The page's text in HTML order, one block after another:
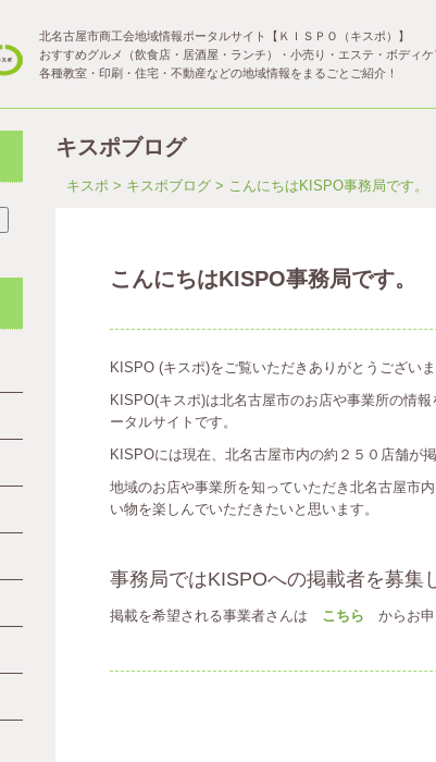
北名古屋市商工会地域情報ポータルサイト【ＫＩＳＰＯ（キスポ）】
おすすめグルメ（飲食店・居酒屋・ランチ）・小売り・エステ・ボディケ
各種教室・印刷・住宅・不動産などの地域情報をまるごとご紹介！
キスポブログ
キスポ > キスポブログ > こんにちはKISPO事務局です。
こんにちはKISPO事務局です。
KISPO (キスポ)をご覧いただきありがとうございま
KISPO(キスポ)は北名古屋市のお店や事業所の情
ータルサイトです。
KISPOには現在、北名古屋市内の約２５０店舗が
地域のお店や事業所を知っていただき北名古屋市
い物を楽しんでいただきたいと思います。
事務局ではKISPOへの掲載者を募集
掲載を希望される事業者さんは こちら からお申